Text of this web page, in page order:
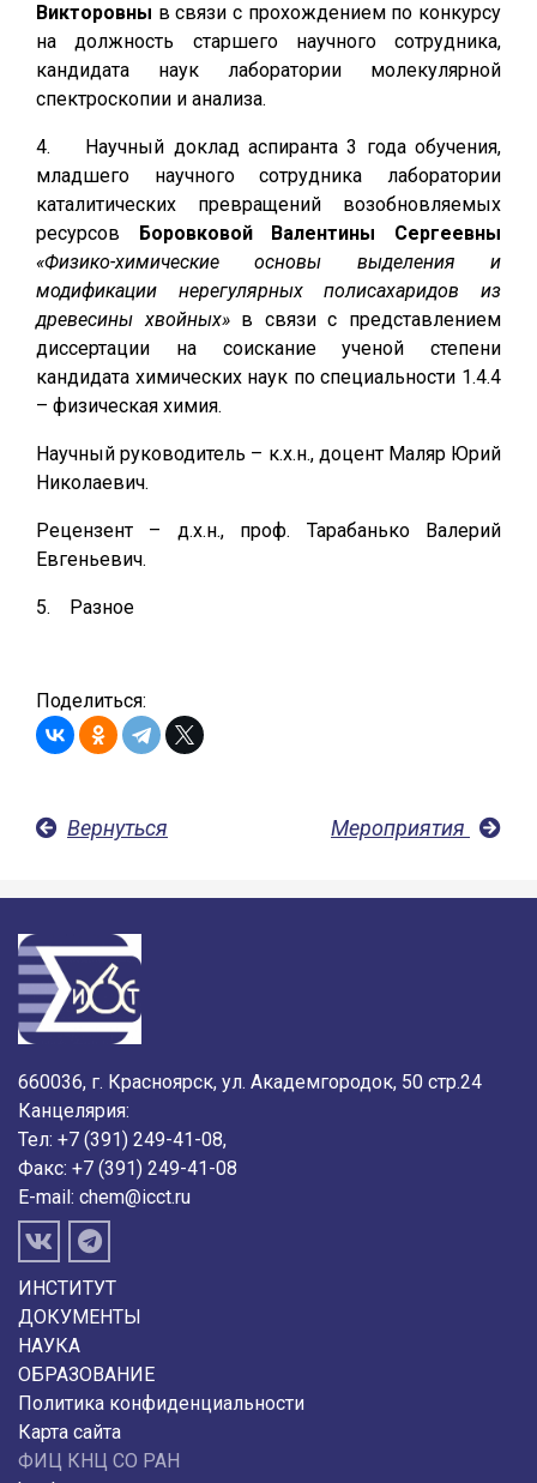
Викторовны в связи с прохождением по конкурсу
на должность старшего научного сотрудника,
кандидата наук лаборатории молекулярной
спектроскопии и анализа.
4. Научный доклад аспиранта 3 года обучения,
младшего научного сотрудника лаборатории
каталитических превращений возобновляемых
ресурсов Боровковой Валентины Сергеевны
«Физико-химические основы выделения и
модификации нерегулярных полисахаридов из
древесины хвойных»в связи с представлением
диссертации на соискание ученой степени
кандидата химических наук по специальности 1.4.4
– физическая химия.
Научный руководитель – к.х.н., доцент Маляр Юрий
Николаевич.
Рецензент – д.х.н., проф. Тарабанько Валерий
Евгеньевич.
5. Разное
Поделиться:
Вернуться Мероприятия
660036, г. Красноярск, ул. Академгородок, 50 стр.24
Канцелярия:
Тел: +7 (391) 249-41-08,
Факс: +7 (391) 249-41-08
E-mail: chem@icct.ru
ИНСТИТУТ
ДОКУМЕНТЫ
НАУКА
ОБРАЗОВАНИЕ
Политика конфиденциальности
Карта сайта
ФИЦ КНЦ СО РАН